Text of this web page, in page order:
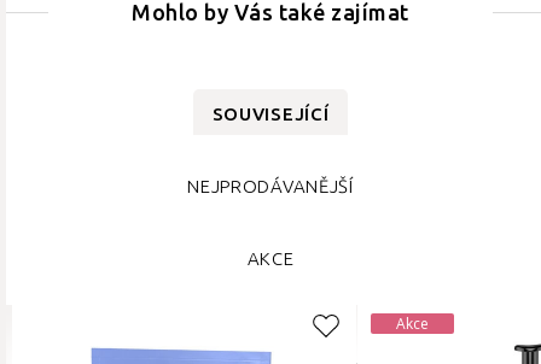
Mohlo by Vás také zajímat
SOUVISEJÍCÍ
NEJPRODÁVANĚJŠÍ
AKCE
Akce